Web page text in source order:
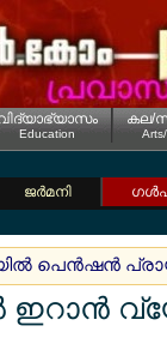
Education
കല/
ജര്‍മനി
പെന്‍ഷന്‍
ഇറാന്‍